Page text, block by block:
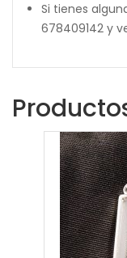
Si tienes
678409142 y